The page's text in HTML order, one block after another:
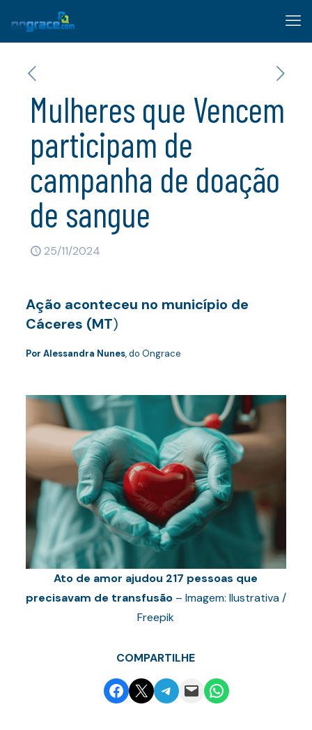
Mulheres que Vencem
participam de
campanha de doação
de sangue
25/11/2024
Ação aconteceu no município de
Cáceres (MT)
Por Alessandra Nunes, do Ongrace
Ato de amor ajudou 217 pessoas que
precisavam de transfusão– Imagem: Ilustrativa /
Freepik
COMPARTILHE
Share on Facebook
Email this PageShare on Telegram
Email this PageShare on WhatsApp